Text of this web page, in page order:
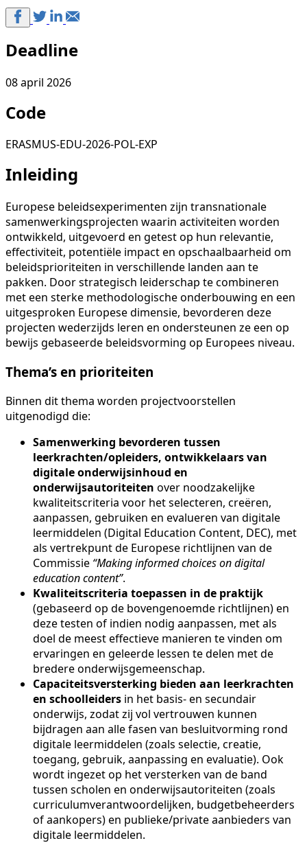
Deadline
08 april 2026
Code
ERASMUS-EDU-2026-POL-EXP
Inleiding
Europese beleidsexperimenten zijn transnationale
samenwerkingsprojecten waarin activiteiten worden
ontwikkeld, uitgevoerd en getest op hun relevantie,
effectiviteit, potentiële impact en opschaalbaarheid om
beleidsprioriteiten in verschillende landen aan te
pakken. Door strategisch leiderschap te combineren
met een sterke methodologische onderbouwing en een
uitgesproken Europese dimensie, bevorderen deze
projecten wederzijds leren en ondersteunen ze een op
bewijs gebaseerde beleidsvorming op Europees niveau.
Thema’s en prioriteiten
Binnen dit thema worden projectvoorstellen
uitgenodigd die:
Samenwerking bevorderen tussen
leerkrachten/opleiders, ontwikkelaars van
digitale onderwijsinhoud en
onderwijsautoriteiten over noodzakelijke
kwaliteitscriteria voor het selecteren, creëren,
aanpassen, gebruiken en evalueren van digitale
leermiddelen (Digital Education Content, DEC), met
als vertrekpunt de Europese richtlijnen van de
Commissie “Making informed choices on digital
education content”.
Kwaliteitscriteria toepassen in de praktijk
(gebaseerd op de bovengenoemde richtlijnen) en
deze testen of indien nodig aanpassen, met als
doel de meest effectieve manieren te vinden om
ervaringen en geleerde lessen te delen met de
bredere onderwijsgemeenschap.
Capaciteitsversterking bieden aan leerkrachten
en schoolleiders in het basis- en secundair
onderwijs, zodat zij vol vertrouwen kunnen
bijdragen aan alle fasen van besluitvorming rond
digitale leermiddelen (zoals selectie, creatie,
toegang, gebruik, aanpassing en evaluatie). Ook
wordt ingezet op het versterken van de band
tussen scholen en onderwijsautoriteiten (zoals
curriculumverantwoordelijken, budgetbeheerders
of aankopers) en publieke/private aanbieders van
digitale leermiddelen.